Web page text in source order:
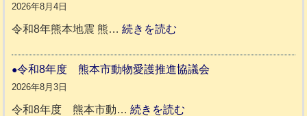
人
ホ
本
2026年8月4日
令和8年熊本地震 熊…続きを読む
災
ッ
令和8年度 熊本市動物愛護推進協議会
2026年8月3日
令和8年度 熊本市動…続きを読む